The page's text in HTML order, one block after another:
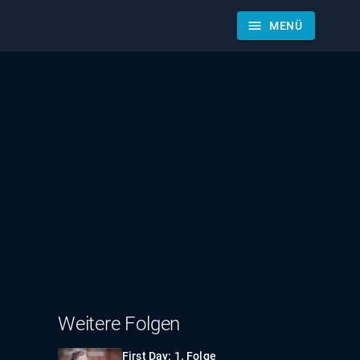
menu MENÜ
Weitere Folgen
First Day: 1. Folge